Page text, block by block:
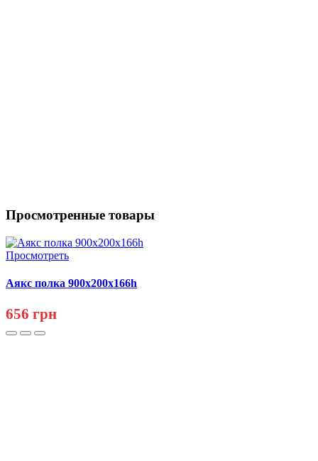
Просмотренные товары
Просмотреть
Аякс полка 900х200х166h
656 грн